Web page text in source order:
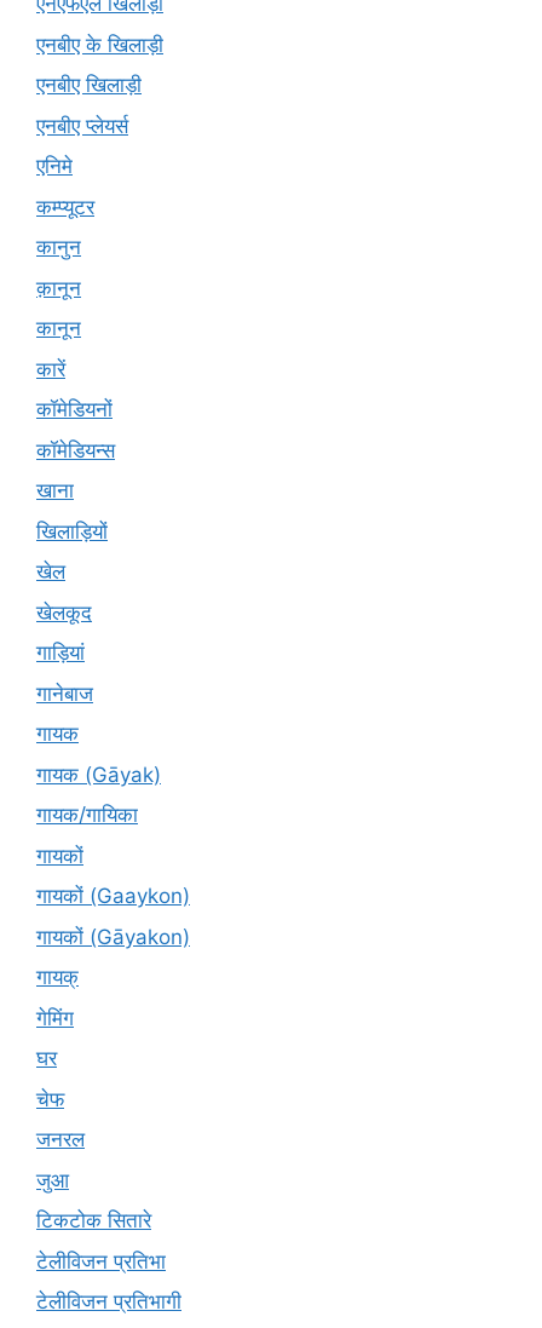
एनबीए के खिलाड़ी
एनबीए खिलाड़ी
एनबीए प्लेयर्स
एनिमे
कम्प्यूटर
कानुन
क़ानून
कानून
कारें
कॉमेडियनों
कॉमेडियन्स
खाना
खिलाड़ियों
खेल
खेलकूद
गाड़ियां
गानेबाज
गायक
गायक (Gāyak)
गायक/गायिका
गायकों
गायकों (Gaaykon)
गायकों (Gāyakon)
गायक्
गेमिंग
घर
चेफ
जनरल
जुआ
टिकटोक सितारे
टेलीविजन प्रतिभा
टेलीविजन प्रतिभागी